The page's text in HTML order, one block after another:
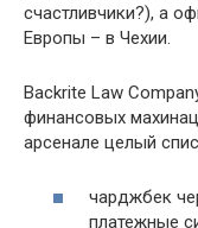
счастливчики?), а
Европы – в Чехии.
Backrite Law
финансовых
арсенале целый
чарджбек
платежные